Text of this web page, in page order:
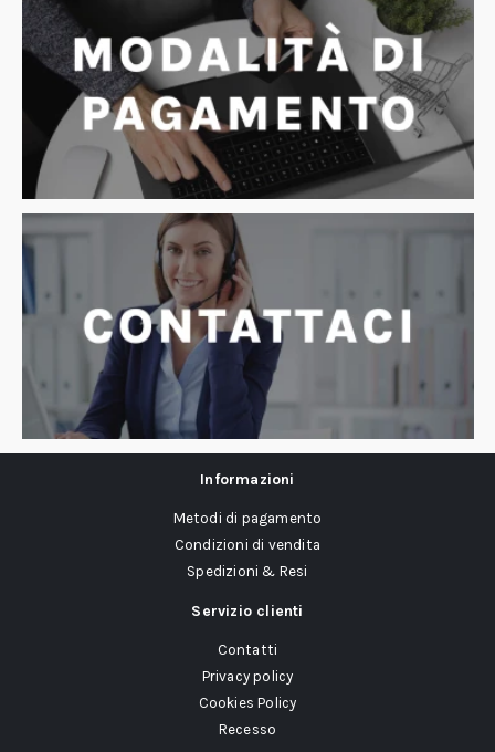
Informazioni
Metodi di pagamento
Condizioni di vendita
Spedizioni & Resi
Servizio clienti
Contatti
Privacy policy
Cookies Policy
Recesso